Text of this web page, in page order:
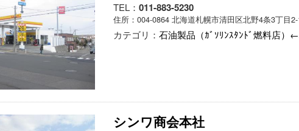
TEL： 011-883-5230
住所：004-0864 北海道札幌市清田区北野4条3丁目2-
カテゴリ： 石油製品（ｶﾞｿﾘﾝｽﾀﾝﾄﾞ燃料店）
シンワ商会本社